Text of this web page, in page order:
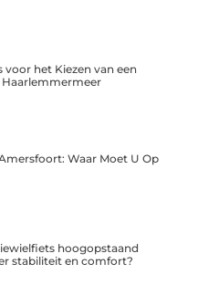
voor het Kiezen van een
Waar Moet U Op
hoogopstaand
stabiliteit en comfort?